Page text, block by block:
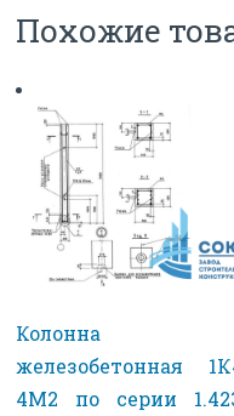
Похожие
Колонна
железобетонная
4М2 по серии